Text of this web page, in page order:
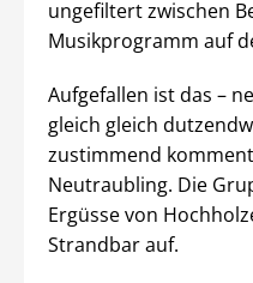
ungefiltert zwischen
Musikprogramm auf
Aufgefallen ist das –
gleich gleich
zustimmend
Neutraubling. Die
Ergüsse von
Strandbar auf.